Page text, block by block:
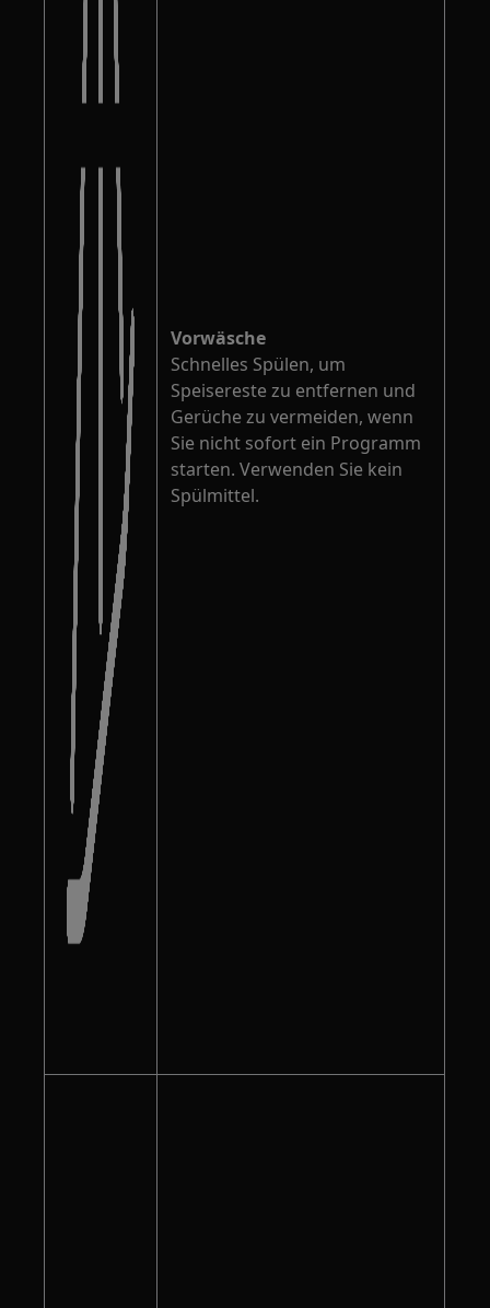
Vorwäsche
Schnelles Spülen, um
Speisereste zu entfernen und
Gerüche zu vermeiden, wenn
Sie nicht sofort ein Programm
starten. Verwenden Sie kein
Spülmittel.